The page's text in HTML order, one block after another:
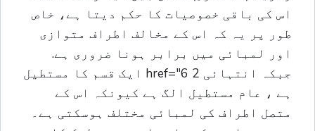
اس کی باقی خصوصیات کا حکم دیتا ہے، خاص
طور پر یہ کہ اس کے مخالف اطراف متوازی
اور لمبائی میں برابر ہونا ضروری ہے.
جبکہ انتہائی 2 href="6 ایک قسم کا مستطیل
ہے ، عام مستطيل الگ ہے کیونکہ اس کے
متصل اطراف کی لمبائی مختلف ہوسکتی ہے۔